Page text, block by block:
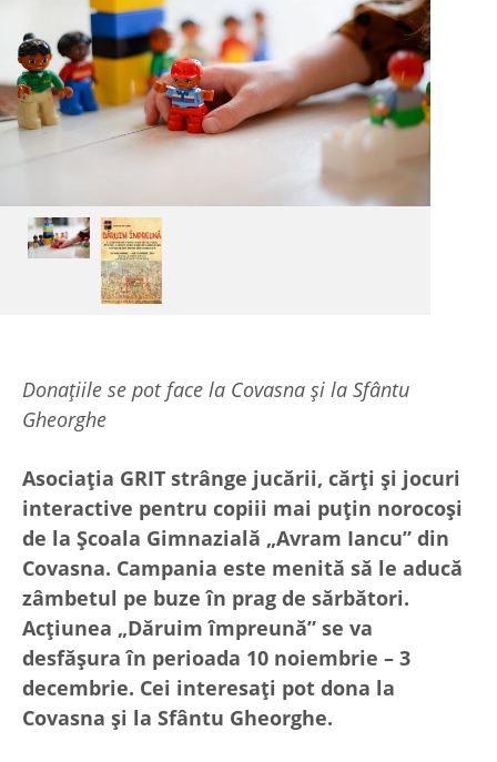
Donațiile se pot face la Covasna și la Sfântu
Gheorghe
Asociația GRIT strânge jucării, cărți și jocuri
interactive pentru copiii mai puțin norocoși
de la Școala Gimnazială „Avram Iancu” din
Covasna. Campania este menită să le aducă
zâmbetul pe buze în prag de sărbători.
Acțiunea „Dăruim împreună” se va
desfășura în perioada 10 noiembrie – 3
decembrie. Cei interesați pot dona la
Covasna și la Sfântu Gheorghe.